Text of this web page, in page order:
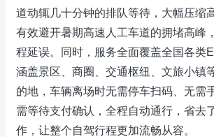
道动辄几十分钟的排队等待，大幅压缩
有效避开暑期高速人工车道的拥堵高峰
程延误。同时，服务全面覆盖全国各类
涵盖景区、商圈、交通枢纽、文旅小镇
的地，车辆离场时无需停车扫码、无需
需等待支付确认，全程自动通行，省去
作，让整个自驾行程更加流畅从容。